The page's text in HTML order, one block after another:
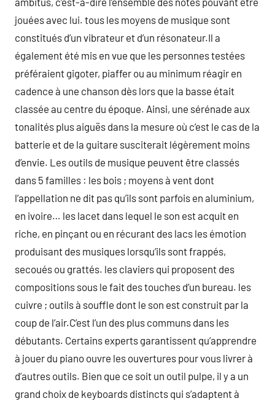
jouées avec lui. tous les moyens de musique sont
constitués d’un vibrateur et d’un résonateur.Il a
également été mis en vue que les personnes testées
préféraient gigoter, piaffer ou au minimum réagir en
cadence à une chanson dès lors que la basse était
classée au centre du époque. Ainsi, une sérénade aux
tonalités plus aiguës dans la mesure où c’est le cas de la
batterie et de la guitare susciterait légèrement moins
d’envie. Les outils de musique peuvent être classés
dans 5 familles : les bois ; moyens à vent dont
l’appellation ne dit pas qu’ils sont parfois en aluminium,
en ivoire… les lacet dans lequel le son est acquit en
riche, en pinçant ou en récurant des lacs les émotion
produisant des musiques lorsqu’ils sont frappés,
secoués ou grattés. les claviers qui proposent des
compositions sous le fait des touches d’un bureau. les
cuivre ; outils à souffle dont le son est construit par la
coup de l’air.C’est l’un des plus communs dans les
débutants. Certains experts garantissent qu’apprendre
à jouer du piano ouvre les ouvertures pour vous livrer à
d’autres outils. Bien que ce soit un outil pulpe, il y a un
grand choix de keyboards distincts qui s’adaptent à